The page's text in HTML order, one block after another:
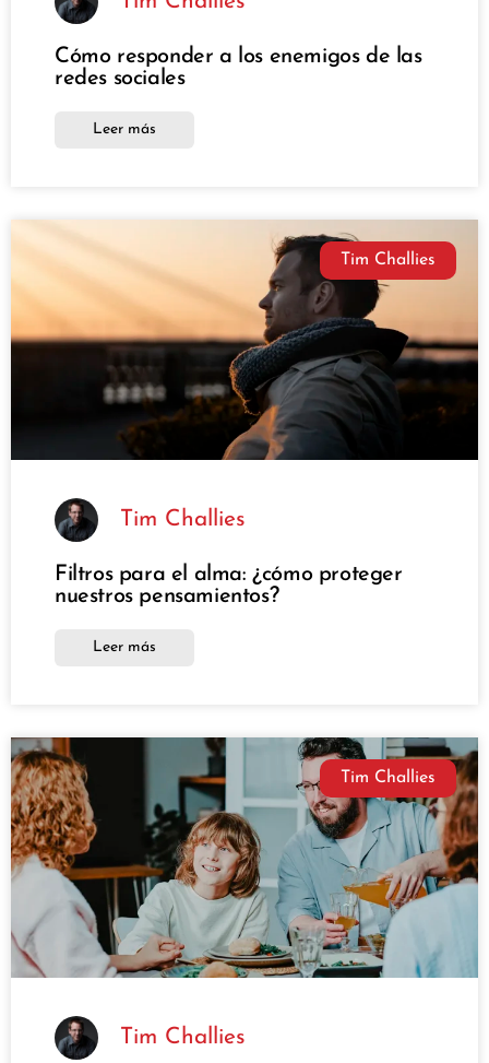
Cómo responder a los enemigos de las
redes sociales
Leer más
Tim Challies
Tim Challies
Filtros para el alma: ¿cómo proteger
nuestros pensamientos?
Leer más
Tim Challies
Tim Challies